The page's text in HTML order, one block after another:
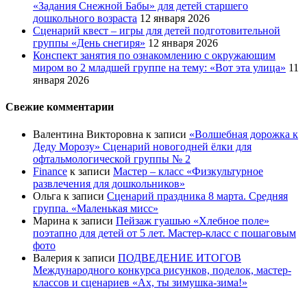
«Задания Снежной Бабы» для детей старшего
дошкольного возраста 12 января 2026
Сценарий квест – игры для детей подготовительной
группы «День снегиря» 12 января 2026
Конспект занятия по ознакомлению с окружающим
миром во 2 младшей группе на тему: «Вот эта улица» 11
января 2026
Свежие комментарии
Валентина Викторовна к записи «Волшебная дорожка к
Деду Морозу» Сценарий новогодней ёлки для
офтальмологической группы № 2
Finance к записи Мастер – класс «Физкультурное
развлечения для дошкольников»
Ольга к записи Сценарий праздника 8 марта. Средняя
группа. «Маленькая мисс»
Марина к записи Пейзаж гуашью «Хлебное поле»
поэтапно для детей от 5 лет. Мастер-класс с пошаговым
фото
Валерия к записи ПОДВЕДЕНИЕ ИТОГОВ
Международного конкурса рисунков, поделок, мастер-
классов и сценариев «Ах, ты зимушка-зима!»